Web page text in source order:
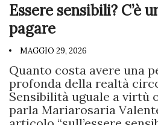
Essere sensibili? C’è
pagare
MAGGIO 29, 2026
Quanto costa avere una
profonda della realtà
Sensibilità uguale a virtù
parla Mariarosaria